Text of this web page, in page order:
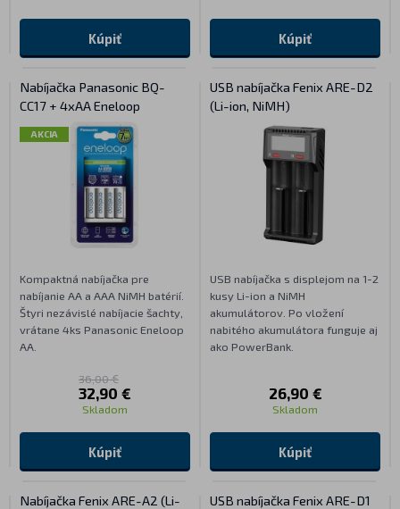
Kúpiť Kúpiť
Nabíjačka Panasonic BQ-
CC17 + 4xAA Eneloop
AKCIA
Kompaktná nabíjačka pre
nabíjanie AA a AAA NiMH batérií.
Štyri nezávislé nabíjacie šachty,
vrátane 4ks Panasonic Eneloop
AA.
36,00 €
32,90 €
Skladom
Kúpiť
USB nabíjačka Fenix ARE-D2
(Li-ion, NiMH)
USB nabíjačka s displejom na 1-2
kusy Li-ion a NiMH
akumulátorov. Po vložení
nabitého akumulátora funguje aj
ako PowerBank.
26,90 €
Skladom
Kúpiť
Nabíjačka Fenix ARE-A2 (Li-
USB nabíjačka Fenix ARE-D1